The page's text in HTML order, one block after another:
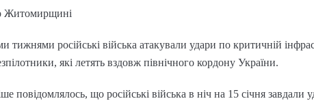
Житомирщині
тижнями російські війська атакували удари по критичній
які летять вздовж північного кордону України.
повідомлялось, що російські війська в ніч на 15 січня завдали